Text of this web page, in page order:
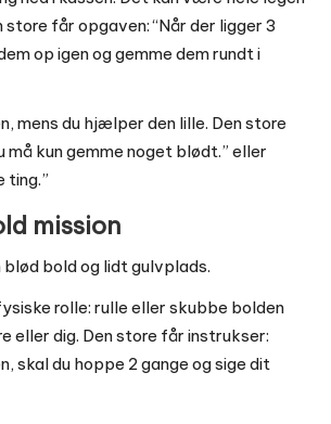
store får opgaven: “Når der ligger 3
op igen og gemme dem rundt i
mens du hjælper den lille. Den store
må kun gemme noget blødt.” eller
ting.”
mission
blød bold og lidt gulvplads.
rolle: rulle eller skubbe bolden
eller dig. Den store får instrukser:
skal du hoppe 2 gange og sige dit